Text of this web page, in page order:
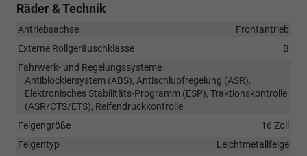
Räder & Technik
Antriebsachse
Frontantrieb
Externe Rollgeräuschklasse
B
Fahrwerk- und Regelungssysteme
Antiblockiersystem (ABS), Antischlupfregelung (ASR),
Elektronisches Stabilitäts-Programm (ESP), Traktionskontrolle
(ASR/CTS/ETS), Reifendruckkontrolle
Felgengröße
16 Zoll
Felgentyp
Leichtmetallfelge